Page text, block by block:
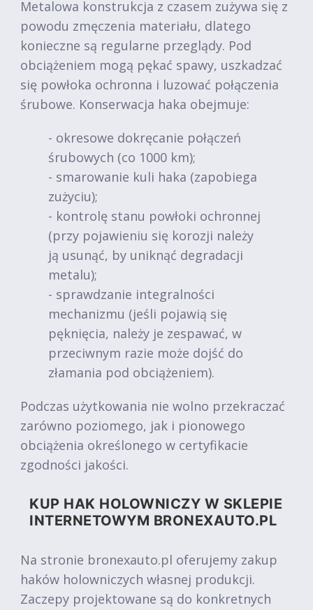
Metalowa konstrukcja z czasem zużywa się z
powodu zmęczenia materiału, dlatego
konieczne są regularne przeglądy. Pod
obciążeniem mogą pękać spawy, uszkadzać
się powłoka ochronna i luzować połączenia
śrubowe. Konserwacja haka obejmuje:
- okresowe dokręcanie połączeń
śrubowych (co 1000 km);
- smarowanie kuli haka (zapobiega
zużyciu);
- kontrolę stanu powłoki ochronnej
(przy pojawieniu się korozji należy
ją usunąć, by uniknąć degradacji
metalu);
- sprawdzanie integralności
mechanizmu (jeśli pojawią się
pęknięcia, należy je zespawać, w
przeciwnym razie może dojść do
złamania pod obciążeniem).
Podczas użytkowania nie wolno przekraczać
zarówno poziomego, jak i pionowego
obciążenia określonego w certyfikacie
zgodności jakości.
KUP HAK HOLOWNICZY W SKLEPIE
INTERNETOWYM BRONEXAUTO.PL
Na stronie bronexauto.pl oferujemy zakup
haków holowniczych własnej produkcji.
Zaczepy projektowane są do konkretnych